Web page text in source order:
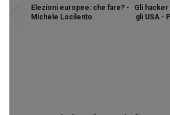
Elezioni europee: che fare? -
Michele Locilento
Gli
gli USA -